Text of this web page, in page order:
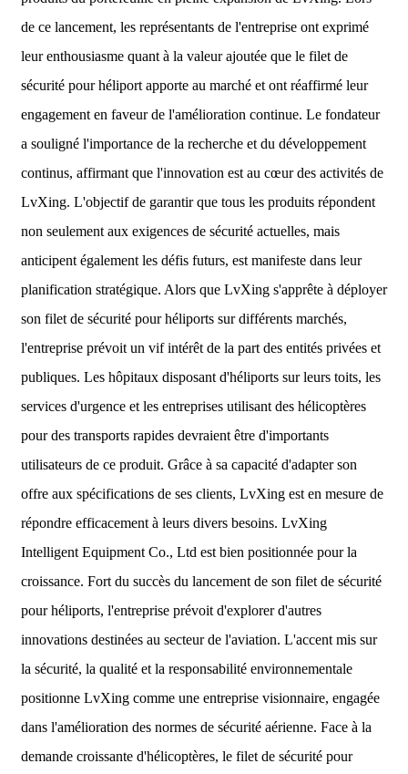
de ce lancement, les représentants de l'entreprise ont exprimé
leur enthousiasme quant à la valeur ajoutée que le filet de
sécurité pour héliport apporte au marché et ont réaffirmé leur
engagement en faveur de l'amélioration continue. Le fondateur
a souligné l'importance de la recherche et du développement
continus, affirmant que l'innovation est au cœur des activités de
LvXing. L'objectif de garantir que tous les produits répondent
non seulement aux exigences de sécurité actuelles, mais
anticipent également les défis futurs, est manifeste dans leur
planification stratégique. Alors que LvXing s'apprête à déployer
son filet de sécurité pour héliports sur différents marchés,
l'entreprise prévoit un vif intérêt de la part des entités privées et
publiques. Les hôpitaux disposant d'héliports sur leurs toits, les
services d'urgence et les entreprises utilisant des hélicoptères
pour des transports rapides devraient être d'importants
utilisateurs de ce produit. Grâce à sa capacité d'adapter son
offre aux spécifications de ses clients, LvXing est en mesure de
répondre efficacement à leurs divers besoins. LvXing
Intelligent Equipment Co., Ltd est bien positionnée pour la
croissance. Fort du succès du lancement de son filet de sécurité
pour héliports, l'entreprise prévoit d'explorer d'autres
innovations destinées au secteur de l'aviation. L'accent mis sur
la sécurité, la qualité et la responsabilité environnementale
positionne LvXing comme une entreprise visionnaire, engagée
dans l'amélioration des normes de sécurité aérienne. Face à la
demande croissante d'hélicoptères, le filet de sécurité pour